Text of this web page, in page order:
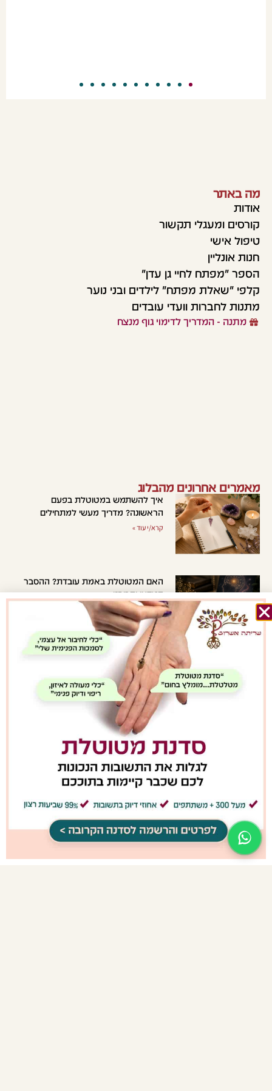
מה באתר
אודות
קורסים ומעגלי תקשור
טיפול אישי
חנות אונליין
הספר "מפתח לחיי גן עדן"
קלפי "שאלת מפתח" לילדים ובני נוער
מתנות לחברות וועדי עובדים
מתנה - המדריך לדימוי גוף מנצח
מאמרים אחרונים מהבלוג
איך להשתמש במטוטלת בפעם
הראשונה? מדריך מעשי למתחילים
קרא/י עוד »
האם המטוטלת באמת עובדת? ההסבר
המדעי והרוחני
קרא/י עוד »
איך לבחור מטוטלת שמתאימה לך?
המדריך המלא למתחילים
קרא/י עוד »